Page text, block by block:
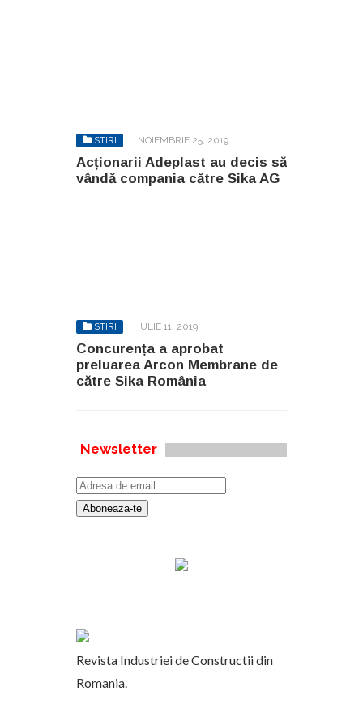
STIRI NOIEMBRIE 25, 2019
Acționarii Adeplast au decis să
vândă compania către Sika AG
STIRI IULIE 11, 2019
Concurența a aprobat
preluarea Arcon Membrane de
către Sika România
Newsletter
Revista Industriei de Constructii din
Romania.